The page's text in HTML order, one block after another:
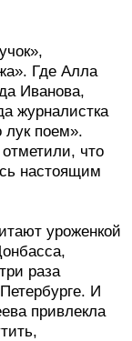
Где Алла
Иванова,
журналистка
поем».
что
настоящим
уроженкой
раза
И
привлекла